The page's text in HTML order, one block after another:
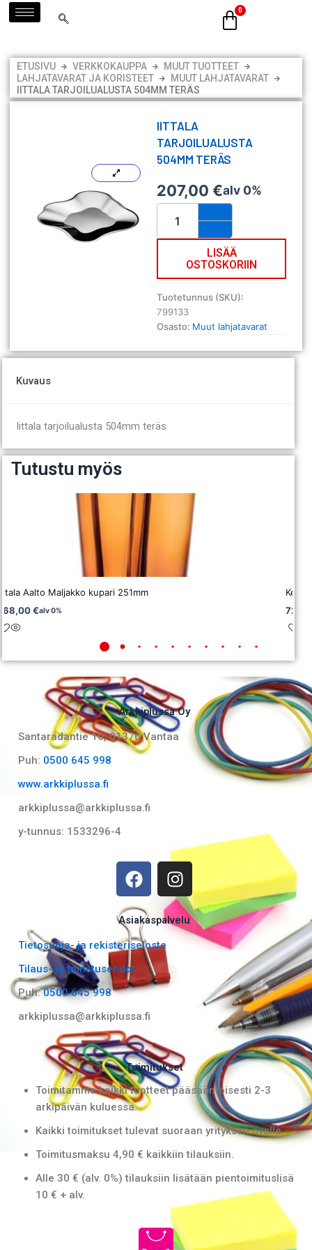
Siirry
sisältöön
ETUSIVU VERKKOKAUPPA
MUUT TUOTTEET
LAHJATAVARAT JA KORISTEET
MUUT LAHJATAVARAT
IITTALA TARJOILUALUSTA 504MM TERÄS
IITTALA
TARJOILUALUSTA
504MM TERÄS
207,00€alv 0%
Iittala
tarjoilualusta
504mm
LISÄÄ
OSTOSKORIIN
Tuotetunnus (SKU):
799133
Osasto: Muut lahjatavarat
Kuvaus
Iittala tarjoilualusta 504mm teräs
Tutustu myös
Aalto Maljakko kupari 251mm
€alv 0%
Arkkiplussa Oy
Santaradantie 10, 01370 Vantaa​
Puh: 0500 645 998
www.arkkiplussa.fi
arkkiplussa@arkkiplussa.fi
y-tunnus: 1533296-4
F
a
c
e
b
o
o
k
I
n
s
t
a
Asiakaspalvelu
Tietosuoja- ja rekisteriseloste
Tilaus- ja toimitusehdot
Puh:0500 645 998
arkkiplussa@arkkiplussa.fi
Toimitukset
Toimitamme kaikki tuotteet pääsääntöisesti 2-3
arkipäivän kuluessa.
Kaikki toimitukset tulevat suoraan yrityksen ovelle.
Toimitusmaksu 4,90 € kaikkiin tilauksiin.
Alle 30 € (alv. 0%) tilauksiin lisätään pientoimituslisä
10 € + alv.